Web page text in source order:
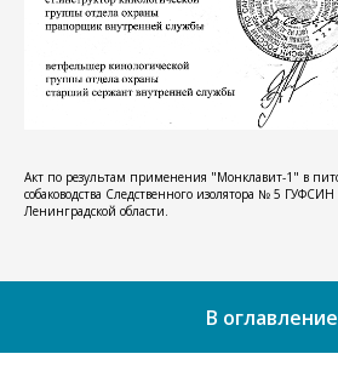
Акт по результам применения "Монклавит-1" в
собаководства Следственного изолятора № 5
Ленинградской области.
В оглавление